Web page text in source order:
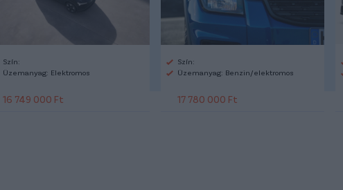
Szín:
Üzemanyag: Elektromos
16 749 000 Ft
Szín:
Üzemanyag: Benzin/elektromos
17 780 000 Ft